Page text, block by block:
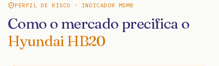
PERFIL DE RISCO · INDICADOR MSMB
Como o mercado precifica o
Hyundai HB20